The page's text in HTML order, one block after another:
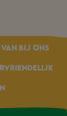
van bij ons